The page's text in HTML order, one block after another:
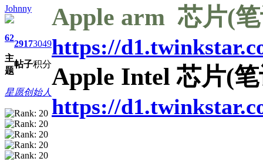
Johnny
62
主
题
2917
帖子
3049
积分
星愿创始人
Apple arm 芯片(
https://
Apple Intel 芯片(
https://